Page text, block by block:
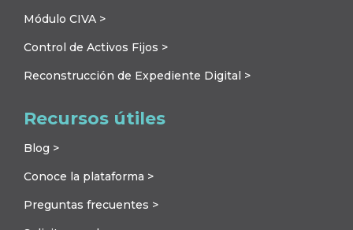
Módulo CIVA >
Control de Activos Fijos >
Reconstrucción de Expediente Digital >
Recursos útiles
Blog >
Conoce la plataforma >
Preguntas frecuentes >